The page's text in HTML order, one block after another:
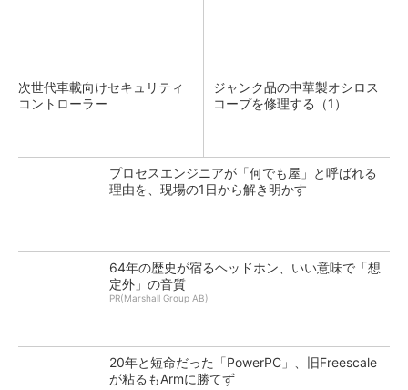
次世代車載向けセキュリティ
コントローラー
ジャンク品の中華製オシロス
コープを修理する（1）
プロセスエンジニアが「何でも屋」と呼ばれる
理由を、現場の1日から解き明かす
64年の歴史が宿るヘッドホン、いい意味で「想
定外」の音質
PR(Marshall Group AB)
20年と短命だった「PowerPC」、旧Freescale
が粘るもArmに勝てず